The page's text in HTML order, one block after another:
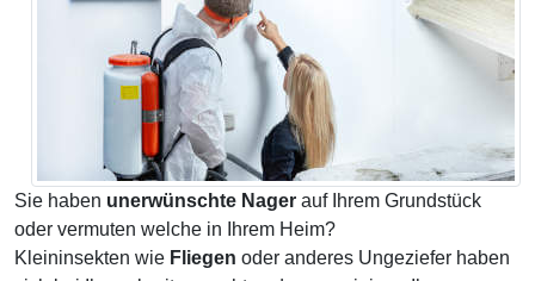
Sie haben unerwünschte Nager auf Ihrem Grundstück
oder vermuten welche in Ihrem Heim?
Kleininsekten wie Fliegen oder anderes Ungeziefer haben